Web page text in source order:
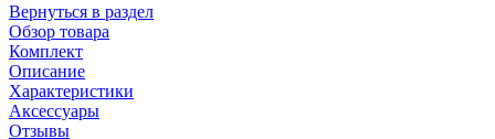
Вернуться в раздел
Обзор товара
Комплект
Описание
Характеристики
Аксессуары
Отзывы